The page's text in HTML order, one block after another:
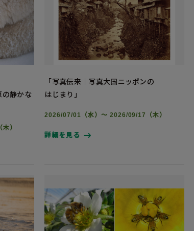
の静かな
）
「写真伝来｜写真大国ニッポンの
はじまり」
2026/07/01（水）～ 2026/09/17（木）
詳細を見る